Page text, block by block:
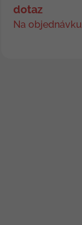
dotaz
Na objednávku